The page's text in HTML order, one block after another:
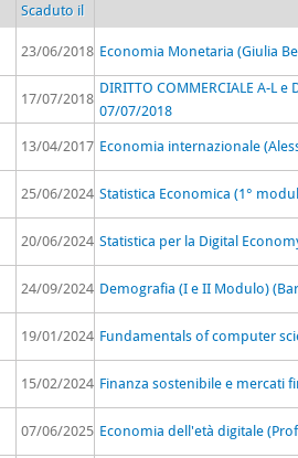
Scaduto il
23/06/2018 Economia Monetaria (Giulia
17/07/2018
DIRITTO COMMERCIALE A-L e
07/07/2018
13/04/2017 Economia internazionale
25/06/2024 Statistica Economica (1°
20/06/2024 Statistica per la Digital
24/09/2024 Demografia (I e II Modulo)
19/01/2024 Fundamentals of computer
15/02/2024 Finanza sostenibile e mercati
07/06/2025 Economia dell'età digitale